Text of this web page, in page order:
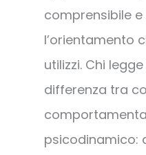
comprensibile
l’orientamento
utilizzi. Chi
differenza tra
psicodinamico: